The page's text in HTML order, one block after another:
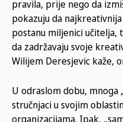
pravila, prije nego da
pokazuju da
postanu miljenici učitelja,
da zadržavaju svoje
Wilijem Deresjevic kaže,
U odraslom dobu, mnoga
stručnjaci u svojim
organizacijama. Ipak,